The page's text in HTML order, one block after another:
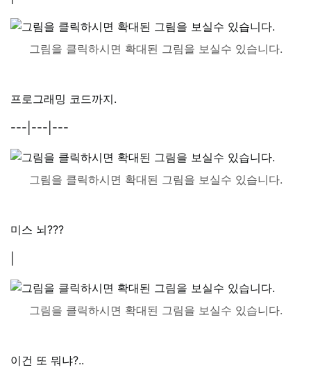
그림을 클릭하시면 확대된 그림을 보실수 있습니다.
프로그래밍 코드까지.
---|---|---
그림을 클릭하시면 확대된 그림을 보실수 있습니다.
미스 뇌???
그림을 클릭하시면 확대된 그림을 보실수 있습니다.
이건 또 뭐냐?..